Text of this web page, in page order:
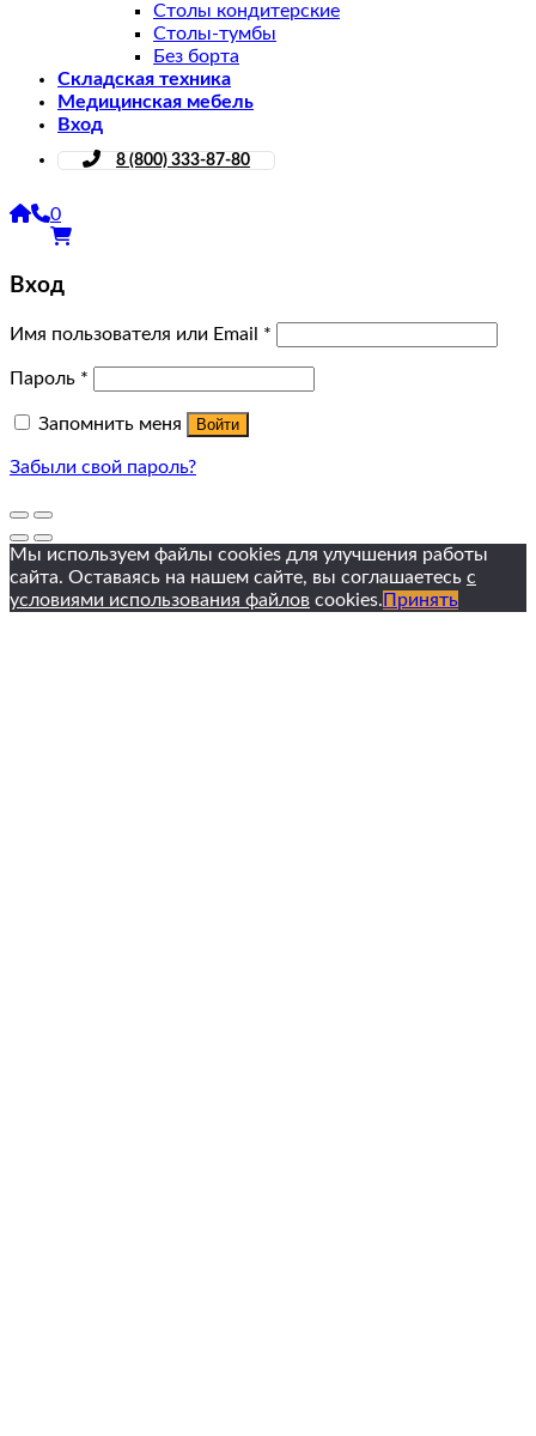
Столы кондитерские
Столы-тумбы
Без борта
Складская техника
Медицинская мебель
Вход
8 (800) 333-87-80
0
Вход
Имя пользователя или Email *
Пароль *
Запомнить меня Войти
Забыли свой пароль?
Мы используем файлы cookies для улучшения работы
сайта. Оставаясь на нашем сайте, вы соглашаетесь с
условиями использования файлов cookies. Принять